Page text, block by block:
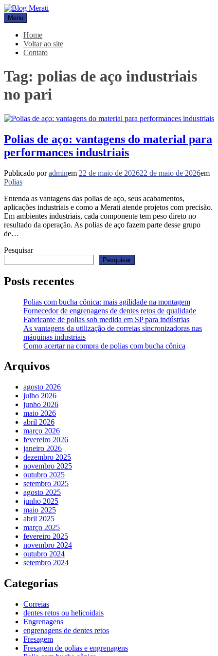
Pular
para
o
conteúdo
Blog Merati
Líder na fabricação de peças para Indústrias
Menu
Home
Voltar ao site
Contato
Tag: polias de aço industriais
no pari
Polias de aço: vantagens do material para
performances industriais
Publicado poradminem 22 de maio de 202622 de maio de 2026em
Polias
Entenda as vantagens das polias de aço, seus acabamentos,
aplicações industriais e como a Merati atende projetos com precisão.
Em ambientes industriais, cada componente tem peso direto no
resultado da operação. As polias de aço fazem parte desse grupo
de…
Pesquisar
Pesquisar
Posts recentes
Polias com bucha cônica: mais agilidade na montagem
Fornecedor de engrenagens de dentes retos de qualidade
Fabricante de polias sob medida em SP para indústrias
As vantagens da utilização de correias sincronizadoras nas
máquinas industriais
Como acertar na compra de polias com bucha cônica
Arquivos
agosto 2026
julho 2026
junho 2026
maio 2026
abril 2026
março 2026
fevereiro 2026
janeiro 2026
dezembro 2025
novembro 2025
outubro 2025
setembro 2025
agosto 2025
junho 2025
maio 2025
abril 2025
março 2025
fevereiro 2025
novembro 2024
outubro 2024
setembro 2024
Categorias
Correias
dentes retos ou helicoidais
Engrenagens
engrenagens de dentes retos
Fresagem
Fresagem de polias e engrenagens